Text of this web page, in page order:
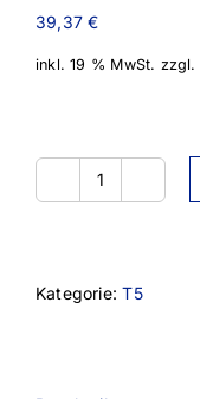
39,37€
inkl. 19 % MwSt. zzgl.
8T5-
Kategorie:T5